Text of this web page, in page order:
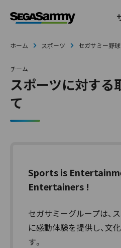
ホーム スポーツ セガサミー野
チーム
スポーツに対する
て
Sports is
Entertainers !
セガサミーグループは、
に感動体験を提供し、文
す。